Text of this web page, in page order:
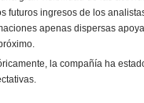
futuros ingresos de los
apenas dispersas
la compañía ha